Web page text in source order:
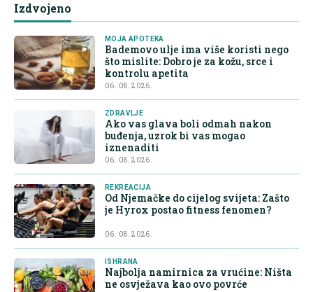
Izdvojeno
MOJA APOTEKA
Bademovo ulje ima više koristi nego
što mislite: Dobro je za kožu, srce i
kontrolu apetita
06. 08. 2026.
ZDRAVLJE
Ako vas glava boli odmah nakon
buđenja, uzrok bi vas mogao
iznenaditi
06. 08. 2026.
REKREACIJA
Od Njemačke do cijelog svijeta: Zašto
je Hyrox postao fitness fenomen?
06. 08. 2026.
ISHRANA
Najbolja namirnica za vrućine: Ništa
ne osvježava kao ovo povrće